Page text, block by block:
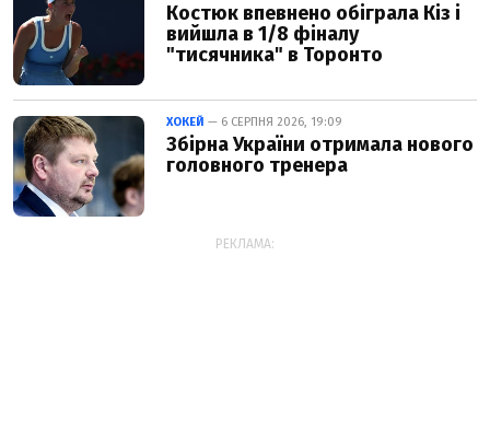
Костюк впевнено обіграла Кіз і
вийшла в 1/8 фіналу
"тисячника" в Торонто
ХОКЕЙ — 6 СЕРПНЯ 2026, 19:09
Збірна України отримала нового
головного тренера
РЕКЛАМА: